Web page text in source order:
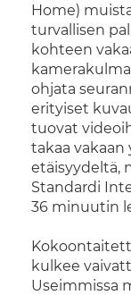
Home)
turvallisen
kohteen
ohjata
erityiset
tuovat
takaa
etäisyydeltä,
Standardi
36 minuutin
kulkee
Useimmissa